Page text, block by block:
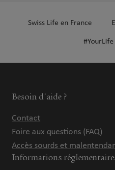
Swiss Life en France
#YourLife
Besoin d'aide ?
Contact
Foire aux questions (FAQ)
Accès sourds et
Informations